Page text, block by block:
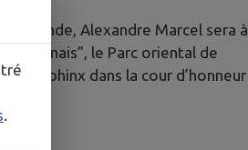
le Monde, Alexandre Marcel sera à
Japonais”, le Parc oriental de
sphinx dans la cour d’honneur